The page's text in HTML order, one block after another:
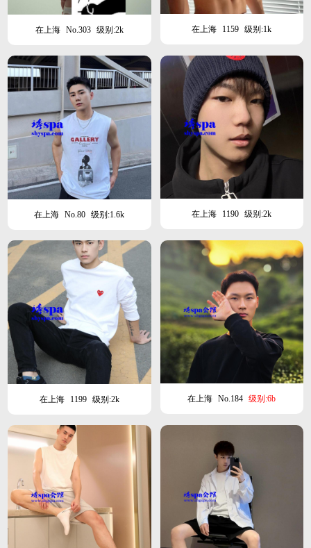
在上海 No.303 级别:2k 在上海 1159 级别:1k
在上海 No.80 级别:1.6k 在上海 1190 级别:2k
在上海 1199 级别:2k 在上海 No.184 级别:6b